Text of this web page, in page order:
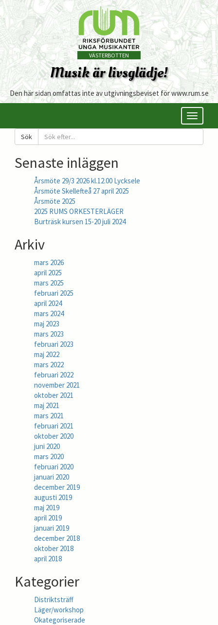
VÄSTERBOTTEN
Musik är livsglädje!
Den här sidan omfattas inte av utgivningsbeviset för www.rum.se
Öppna/
meny
Sök
Senaste inläggen
Årsmöte 29/3 2026 kl.12.00 Lycksele
Årsmöte Skellefteå 27 april 2025
Årsmöte 2025
2025 RUMS ORKESTERLÄGER
Burträsk kursen 15-20 juli 2024
Arkiv
mars 2026
april 2025
mars 2025
februari 2025
april 2024
mars 2024
maj 2023
mars 2023
februari 2023
maj 2022
mars 2022
februari 2022
november 2021
oktober 2021
maj 2021
mars 2021
februari 2021
oktober 2020
juni 2020
mars 2020
februari 2020
januari 2020
december 2019
augusti 2019
maj 2019
april 2019
januari 2019
december 2018
oktober 2018
april 2018
Kategorier
Distriktsträff
Läger/workshop
Okategoriserade